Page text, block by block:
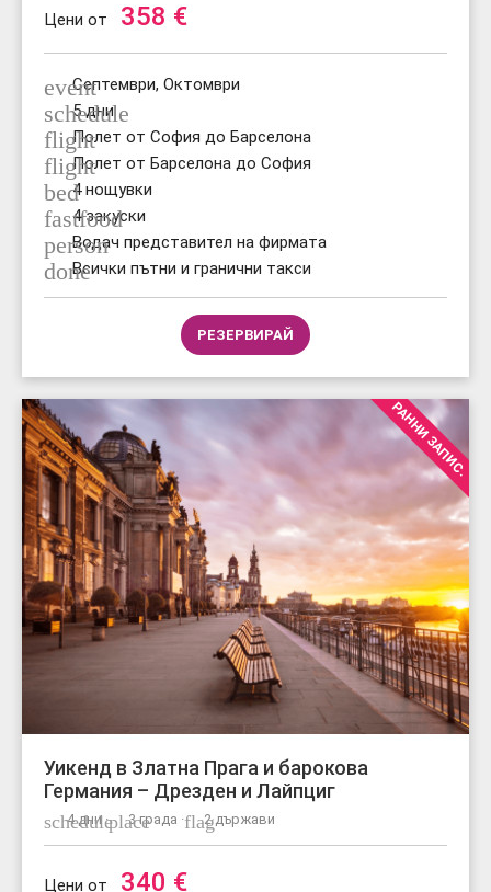
Цени от 358 €
event
Септември, Октомври
schedule
5 дни
flightПолет от София до Барселона
flightПолет от Барселона до София
bed4 нощувки
fastfood
4 закуски
person
Водач представител на фирмата
doneВсички пътни и гранични такси
РЕЗЕРВИРАЙ
РАННИ ЗАПИС.
Уикенд в Златна Прага и барокова
Германия – Дрезден и Лайпциг
schedule
4 дни ·place3 града ·flag2 държави
Цени от 340 €